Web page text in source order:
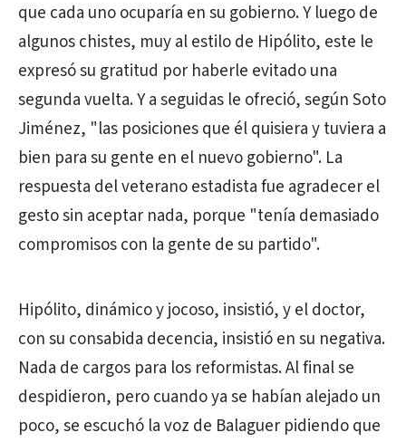
que cada uno ocuparía en su gobierno. Y luego de
algunos chistes, muy al estilo de Hipólito, este le
expresó su gratitud por haberle evitado una
segunda vuelta. Y a seguidas le ofreció, según Soto
Jiménez, "las posiciones que él quisiera y tuviera a
bien para su gente en el nuevo gobierno". La
respuesta del veterano estadista fue agradecer el
gesto sin aceptar nada, porque "tenía demasiado
compromisos con la gente de su partido".
Hipólito, dinámico y jocoso, insistió, y el doctor,
con su consabida decencia, insistió en su negativa.
Nada de cargos para los reformistas. Al final se
despidieron, pero cuando ya se habían alejado un
poco, se escuchó la voz de Balaguer pidiendo que